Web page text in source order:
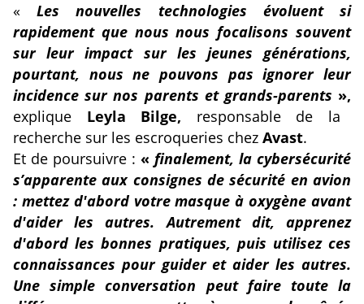
«Les nouvelles technologies évoluent si
rapidement que nous nous focalisons souvent
sur leur impact sur les jeunes générations,
pourtant, nous ne pouvons pas ignorer leur
incidence sur nos parents et grands-parents »,
explique Leyla Bilge, responsable de la
recherche sur les escroqueries chez Avast.
Et de poursuivre : « finalement, la cybersécurité
s’apparente aux consignes de sécurité en avion
: mettez d'abord votre masque à oxygène avant
d'aider les autres. Autrement dit, apprenez
d'abord les bonnes pratiques, puis utilisez ces
connaissances pour guider et aider les autres.
Une simple conversation peut faire toute la